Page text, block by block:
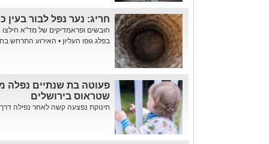
חריג: נער נפל לבור בעין
בפלג גופו העליון • האירוע התרחש
שטראוס בירושלים
תינוקת נפצעה קשה לאחר נפילה